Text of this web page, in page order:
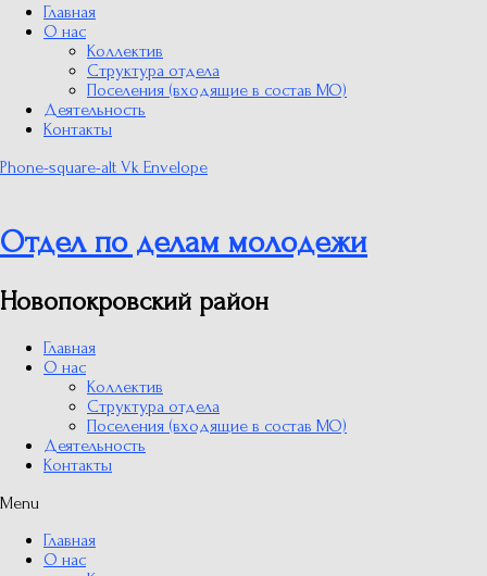
Главная
О нас
Коллектив
Структура отдела
Поселения (входящие в состав МО)
Деятельность
Контакты
Phone-square-alt Vk Envelope
Отдел по делам молодежи
Новопокровский район
Главная
О нас
Коллектив
Структура отдела
Поселения (входящие в состав МО)
Деятельность
Контакты
Menu
Главная
О нас